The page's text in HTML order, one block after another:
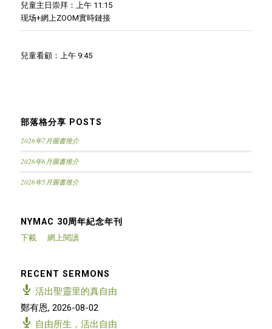
兒童主日崇拜：上午 11:15
现场+網上ZOOM實時鏈接
兒童看顧：上午 9:45
部落格分享 POSTS
2026年7月圖書推介
2026年6月圖書推介
2026年5月圖書推介
NYMAC 30周年紀念年刊
下載 網上閱讀
RECENT SERMONS
活出聖靈里的真自由
鄭有恩, 2026-08-02
自由所生，活出自由